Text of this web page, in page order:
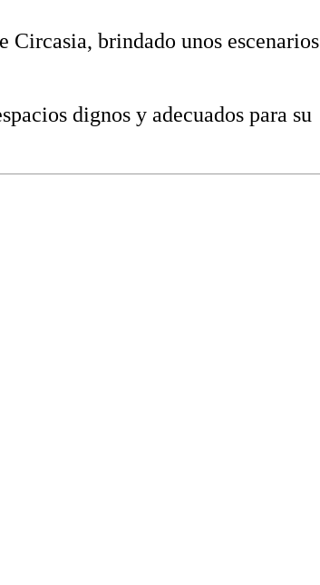
Circasia, brindado unos escenarios
dignos y adecuados para su